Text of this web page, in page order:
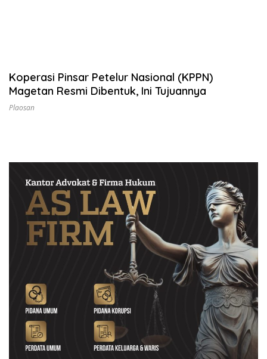
Koperasi Pinsar Petelur Nasional (KPPN)
Magetan Resmi Dibentuk, Ini Tujuannya
Plaosan